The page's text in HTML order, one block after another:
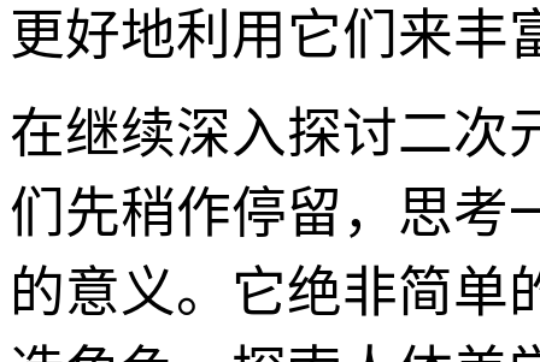
更好地利用它们来丰
在继续深入探讨二次
们先稍作停留，思考
的意义。它绝非简单